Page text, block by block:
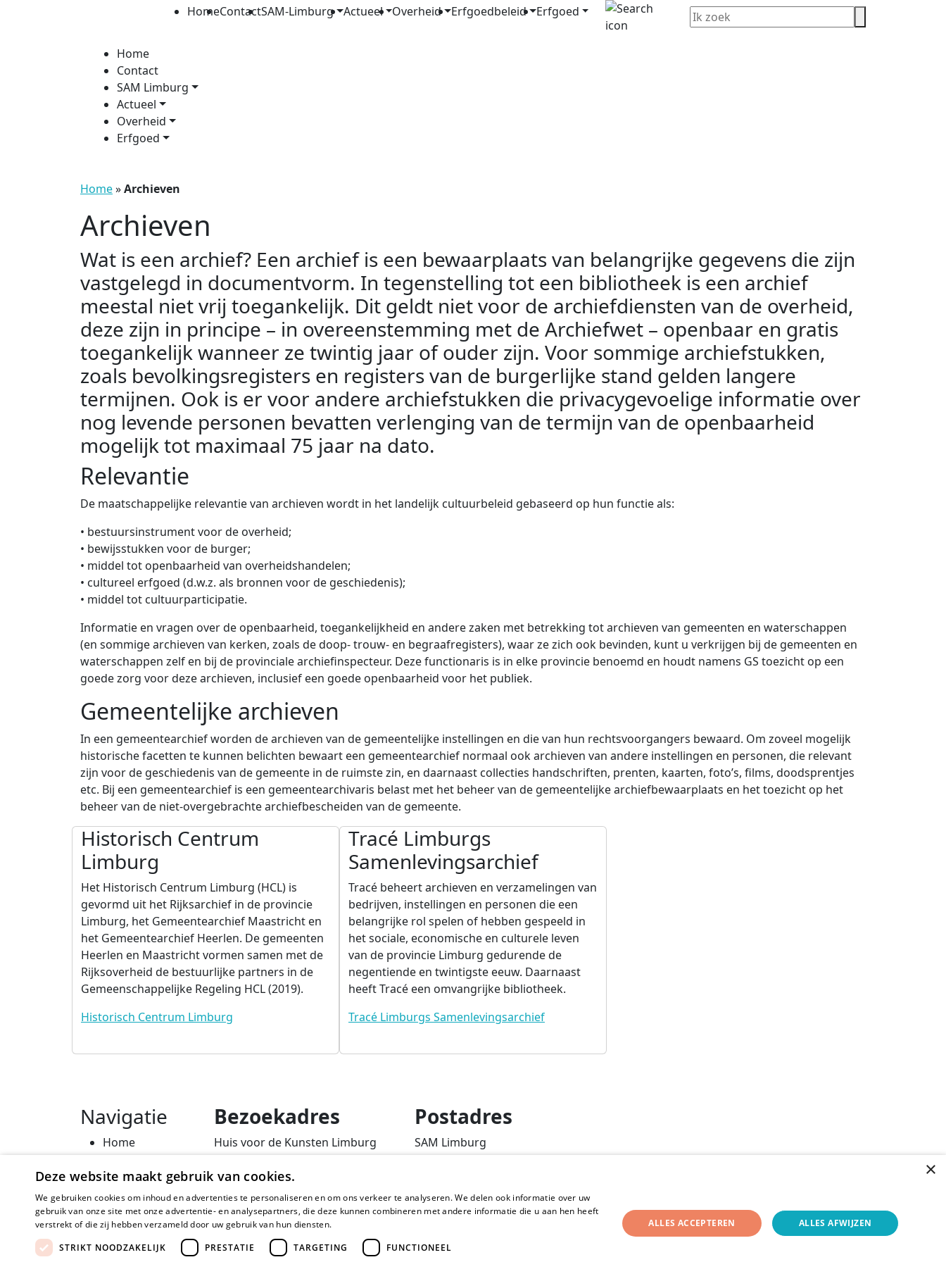
HomeContactSAM-Limburg Actueel Overheid Erfgoedbeleid Erfgoed
Home
Contact
SAM Limburg
Actueel
Overheid
Erfgoed
Home»Archieven
Archieven
Wat is een archief? Een archief is een bewaarplaats van belangrijke gegevens die zijn
vastgelegd in documentvorm. In tegenstelling tot een bibliotheek is een archief
meestal niet vrij toegankelijk. Dit geldt niet voor de archiefdiensten van de overheid,
deze zijn in principe – in overeenstemming met de Archiefwet – openbaar en gratis
toegankelijk wanneer ze twintig jaar of ouder zijn. Voor sommige archiefstukken,
zoals bevolkingsregisters en registers van de burgerlijke stand gelden langere
termijnen. Ook is er voor andere archiefstukken die privacygevoelige informatie over
nog levende personen bevatten verlenging van de termijn van de openbaarheid
mogelijk tot maximaal 75 jaar na dato.
Relevantie
De maatschappelijke relevantie van archieven wordt in het landelijk cultuurbeleid gebaseerd op hun functie als:
• bestuursinstrument voor de overheid;
• bewijsstukken voor de burger;
• middel tot openbaarheid van overheidshandelen;
• cultureel erfgoed (d.w.z. als bronnen voor de geschiedenis);
• middel tot cultuurparticipatie.
Informatie en vragen over de openbaarheid, toegankelijkheid en andere zaken met betrekking tot archieven van gemeenten en waterschappen
(en sommige archieven van kerken, zoals de doop- trouw- en begraafregisters), waar ze zich ook bevinden, kunt u verkrijgen bij de gemeenten en
waterschappen zelf en bij de provinciale archiefinspecteur. Deze functionaris is in elke provincie benoemd en houdt namens GS toezicht op een
goede zorg voor deze archieven, inclusief een goede openbaarheid voor het publiek.
Gemeentelijke archieven
In een gemeentearchief worden de archieven van de gemeentelijke instellingen en die van hun rechtsvoorgangers bewaard. Om zoveel mogelijk
historische facetten te kunnen belichten bewaart een gemeentearchief normaal ook archieven van andere instellingen en personen, die relevant
zijn voor de geschiedenis van de gemeente in de ruimste zin, en daarnaast collecties handschriften, prenten, kaarten, foto’s, films, doodsprentjes
etc. Bij een gemeentearchief is een gemeentearchivaris belast met het beheer van de gemeentelijke archiefbewaarplaats en het toezicht op het
beheer van de niet-overgebrachte archiefbescheiden van de gemeente.
Historisch Centrum
Limburg
Het Historisch Centrum Limburg (HCL) is
gevormd uit het Rijksarchief in de provincie
Limburg, het Gemeentearchief Maastricht en
het Gemeentearchief Heerlen. De gemeenten
Heerlen en Maastricht vormen samen met de
Rijksoverheid de bestuurlijke partners in de
Gemeenschappelijke Regeling HCL (2019).
Historisch Centrum Limburg
Tracé Limburgs
Samenlevingsarchief
Tracé beheert archieven en verzamelingen van
bedrijven, instellingen en personen die een
belangrijke rol spelen of hebben gespeeld in
het sociale, economische en culturele leven
van de provincie Limburg gedurende de
negentiende en twintigste eeuw. Daarnaast
heeft Tracé een omvangrijke bibliotheek.
Tracé Limburgs Samenlevingsarchief
Navigatie
Home
Kerntaken
Actueel
Erfgoedbeleid
Steunpunten
Bezoekadres
Huis voor de Kunsten Limburg
Weerstand Roermond
Bredeweg 10
6042 GG Roermond
Postadres
SAM Limburg
Postbus 203
steunpunt@sam-limburg.nl
×
Deze website maakt gebruik van cookies.
We gebruiken cookies om inhoud en advertenties te personaliseren en om ons verkeer te analyseren. We delen ook informatie over uw
gebruik van onze site met onze advertentie- en analysepartners, die deze kunnen combineren met andere informatie die u aan hen heeft
verstrekt of die zij hebben verzameld door uw gebruik van hun diensten.
STRIKT NOODZAKELIJK
PRESTATIE TARGETING FUNCTIONEEL
ALLES ACCEPTEREN ALLES AFWIJZEN